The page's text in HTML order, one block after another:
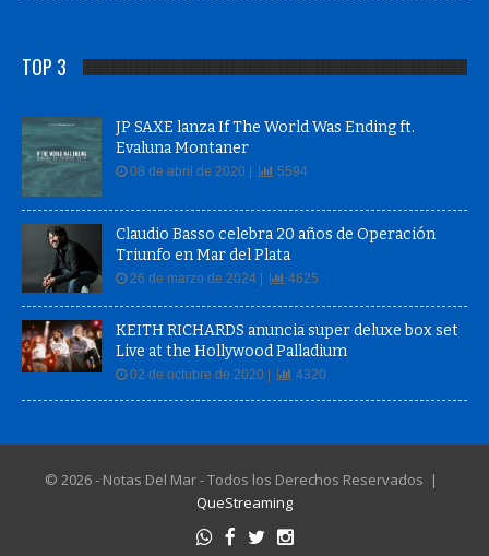
TOP 3
JP SAXE lanza If The World Was Ending ft.
Evaluna Montaner
08 de abril de 2020 | 5594
Claudio Basso celebra 20 años de Operación
Triunfo en Mar del Plata
26 de marzo de 2024 | 4625
KEITH RICHARDS anuncia super deluxe box set
Live at the Hollywood Palladium
02 de octubre de 2020 | 4320
© 2026 - Notas Del Mar - Todos los Derechos Reservados |
QueStreaming